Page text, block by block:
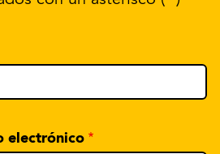
electrónico